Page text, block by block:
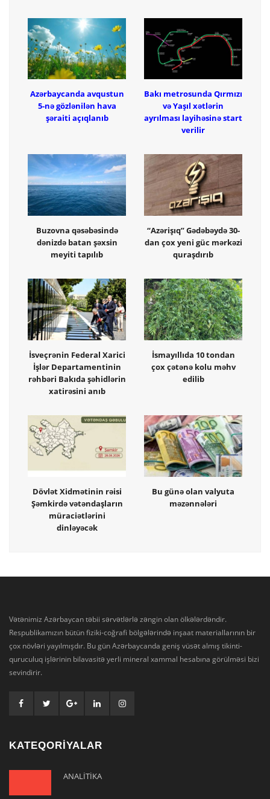
Azərbaycanda avqustun
5-nə gözlənilən hava
şəraiti açıqlanıb
Bakı metrosunda Qırmızı
və Yaşıl xətlərin
ayrılması layihəsinə start
verilir
Buzovna qəsəbəsində
dənizdə batan şəxsin
meyiti tapılıb
“Azərişıq” Gədəbəydə 30-
dan çox yeni güc mərkəzi
quraşdırıb
İsveçrənin Federal Xarici
İşlər Departamentinin
rəhbəri Bakıda şəhidlərin
xatirəsini anıb
İsmayıllıda 10 tondan
çox çətənə kolu məhv
edilib
Dövlət Xidmətinin rəisi
Şəmkirdə vətəndaşların
müraciətlərini
dinləyəcək
Bu günə olan valyuta
məzənnələri
Vətənimiz Azərbaycan təbii sərvətlərlə zəngin olan ölkələrdəndir.
Respublikamızın bütün fiziki-coğrafi bölgələrində inşaat materiallarının bir
çox növləri yayılmışdır. Bu gün Azərbaycanda geniş vüsət almış tikinti-
quruculuq işlərinin bilavasitə yerli mineral xammal hesabına görülməsi bizi
sevindirir.
KATEQORİYALAR
ANALİTİKA